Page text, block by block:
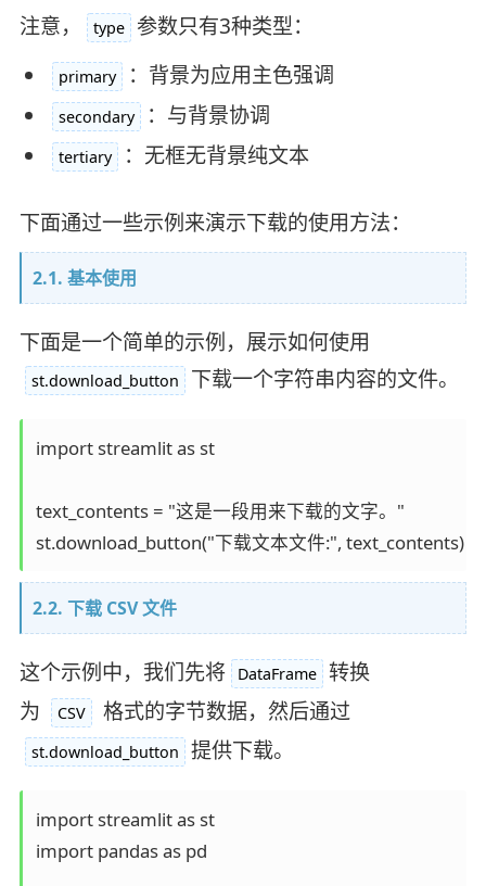
注意， type 参数只有3种类型：
primary ：背景为应用主色强调
secondary ：与背景协调
tertiary ：无框无背景纯文本
下面通过一些示例来演示下载的使用方法：
2.1. 基本使用
下面是一个简单的示例，展示如何使用
st.download_button 下载一个字符串内容的文件。
import streamlit as st
text_contents = "这是一段用来下载的文字。"
st.download_button("下载文本文件:", text_contents)
2.2. 下载 CSV 文件
这个示例中，我们先将 DataFrame 转换
为
CSV 格式的字节数据，然后通过
st.download_button 提供下载。
import streamlit as st
import pandas as pd